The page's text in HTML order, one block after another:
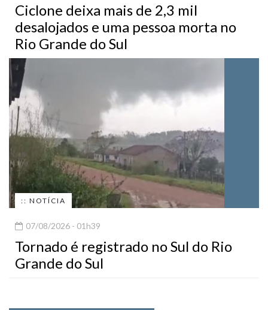
Ciclone deixa mais de 2,3 mil
desalojados e uma pessoa morta no
Rio Grande do Sul
:: NOTÍCIA
07/08/2026 - 01h39
Tornado é registrado no Sul do Rio
Grande do Sul